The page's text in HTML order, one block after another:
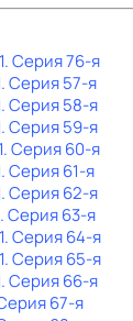
. Серия 76-я
. Серия 57-я
. Серия 58-я
. Серия 59-я
. Серия 60-я
. Серия 61-я
. Серия 62-я
. Серия 63-я
. Серия 64-я
. Серия 65-я
. Серия 66-я
67-я